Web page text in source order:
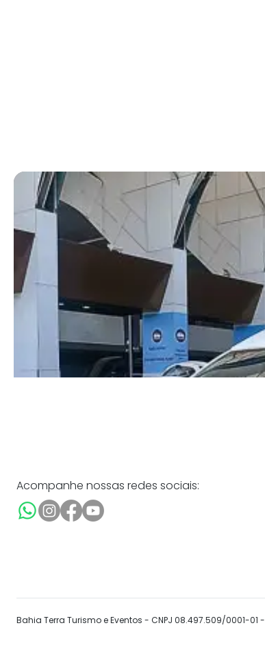
Acompanhe nossas redes sociais:
Bahia Terra Turismo e Eventos - CNPJ 08.497.509/0001-01 -